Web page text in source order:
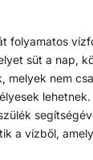
folyamatos
süt a nap,
melyek nem
lehetnek.
a vízből,